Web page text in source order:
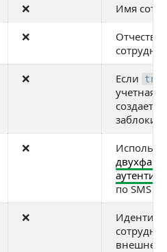
❌ Имя
❌
Отчество
❌ Если true
учетная
создается
❌
по SMS
❌
внешней